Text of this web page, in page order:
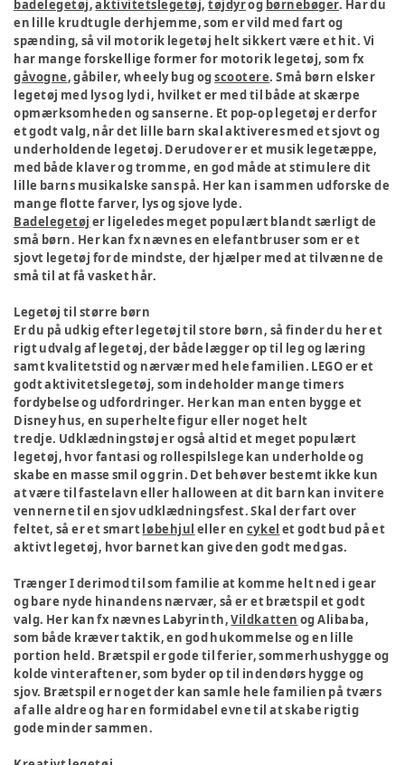
badelegetøj,aktivitetslegetøj,tøjdyrog børnebøger. Har du
en lille krudtugle derhjemme, som er vild med fart og
spænding, så vil motorik legetøj helt sikkert være et hit. Vi
har mange forskellige former for motorik legetøj, som fx
gåvogne, gåbiler, wheely bug ogscootere. Små børn elsker
legetøj med lys og lyd i, hvilket er med til både at skærpe
opmærksomheden og sanserne. Et pop-op legetøj er derfor
et godt valg, når det lille barn skal aktiveres med et sjovt og
underholdende legetøj. Derudover er et musik legetæppe,
med både klaver og tromme, en god måde at stimulere dit
lille barns musikalske sans på. Her kan i sammen udforske de
mange flotte farver, lys og sjove lyde.
Badelegetøj er ligeledes meget populært blandt særligt de
små børn. Her kan fx nævnes en elefantbruser som er et
sjovt legetøj for de mindste, der hjælper med at tilvænne de
små til at få vasket hår.
Legetøj til større børn
Er du på udkig efter legetøj til store børn, så finder du her et
rigt udvalg af legetøj, der både lægger op til leg og læring
samt kvalitetstid og nærvær med hele familien. LEGO er et
godt aktivitetslegetøj, som indeholder mange timers
fordybelse og udfordringer. Her kan man enten bygge et
Disney hus, en superhelte figur eller noget helt
tredje. Udklædningstøj er også altid et meget populært
legetøj, hvor fantasi og rollespilslege kan underholde og
skabe en masse smil og grin. Det behøver bestemt ikke kun
at være til fastelavn eller halloween at dit barn kan invitere
vennerne til en sjov udklædningsfest. Skal der fart over
feltet, så er et smartløbehjul eller en cykel et godt bud på et
aktivt legetøj, hvor barnet kan give den godt med gas.
Trænger I derimod til som familie at komme helt ned i gear
og bare nyde hinandens nærvær, så er et brætspil et godt
valg. Her kan fx nævnes Labyrinth,Vildkatten og Alibaba,
som både kræver taktik, en god hukommelse og en lille
portion held. Brætspil er gode til ferier, sommerhushygge og
kolde vinteraftener, som byder op til indendørs hygge og
sjov. Brætspil er noget der kan samle hele familien på tværs
af alle aldre og har en formidabel evne til at skabe rigtig
gode minder sammen.